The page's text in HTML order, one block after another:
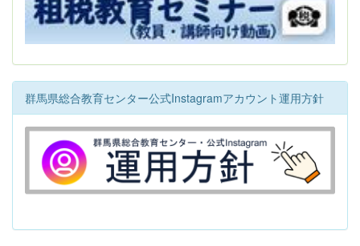
群馬県総合教育センター公式Instagramアカウント運用方針